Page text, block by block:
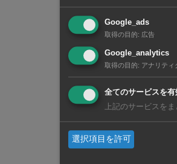
Google_ads
取得の目的: 広告
Google_analytics
取得の目的: アナリティ
全てのサービスを有
上記のサービスを
選択項目を許可